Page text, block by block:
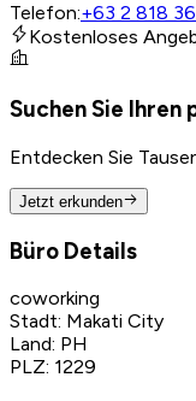
Telefon:+63 2 818
Kostenloses
Suchen Sie
Entdecken Sie
Jetzt erkunden
Büro Details
coworking
Stadt: Makati City
Land: PH
PLZ: 1229